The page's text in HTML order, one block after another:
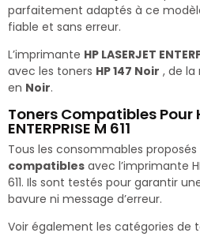
parfaitement adaptés à ce
fiable et sans erreur.
L’imprimante HP LASERJET
avec les toners HP 147 Noir , de la
en Noir.
Toners Compatibles Pour
ENTERPRISE M 611
Tous les consommables
compatibles avec l’imprimante HP
611. Ils sont testés pour garantir
bavure ni message d’erreur.
Voir également les catégories de